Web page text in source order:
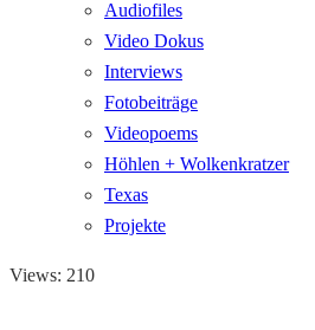
Audiofiles
Video Dokus
Interviews
Fotobeiträge
Videopoems
Höhlen + Wolkenkratzer
Texas
Projekte
Views: 210